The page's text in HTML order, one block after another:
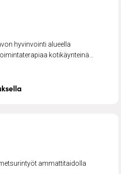
hyvinvointi alueella
kotikäynteinä...
ammattitaidolla